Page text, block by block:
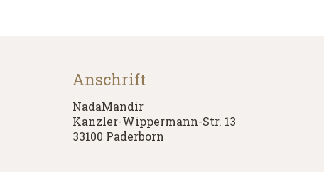
Anschrift
NadaMandir
Kanzler-Wippermann-Str. 13
33100 Paderborn